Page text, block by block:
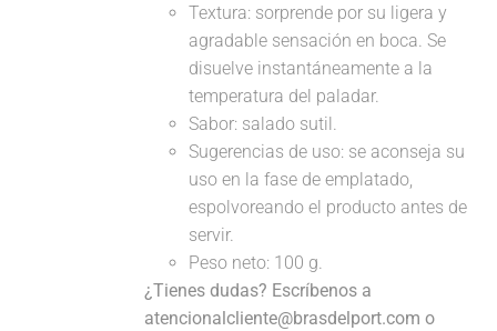
Textura: sorprende por su ligera y
agradable sensación en boca. Se
disuelve instantáneamente a la
temperatura del paladar.
Sabor: salado sutil.
Sugerencias de uso: se aconseja su
uso en la fase de emplatado,
espolvoreando el producto antes de
servir.
Peso neto: 100 g.
¿Tienes dudas? Escríbenos a
atencionalcliente@brasdelport.com o